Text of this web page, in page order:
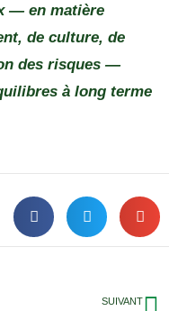
— en matière
de culture, de
des risques —
à long terme
SUIVANT